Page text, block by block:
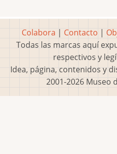
Colabora | Contacto |
Todas las marcas aquí
respectivos y
Idea, página, contenidos y
2001-2026 Museo